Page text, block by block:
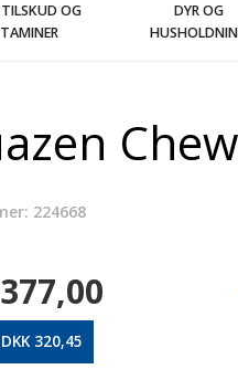
OG
DYR OG
224668
320,45